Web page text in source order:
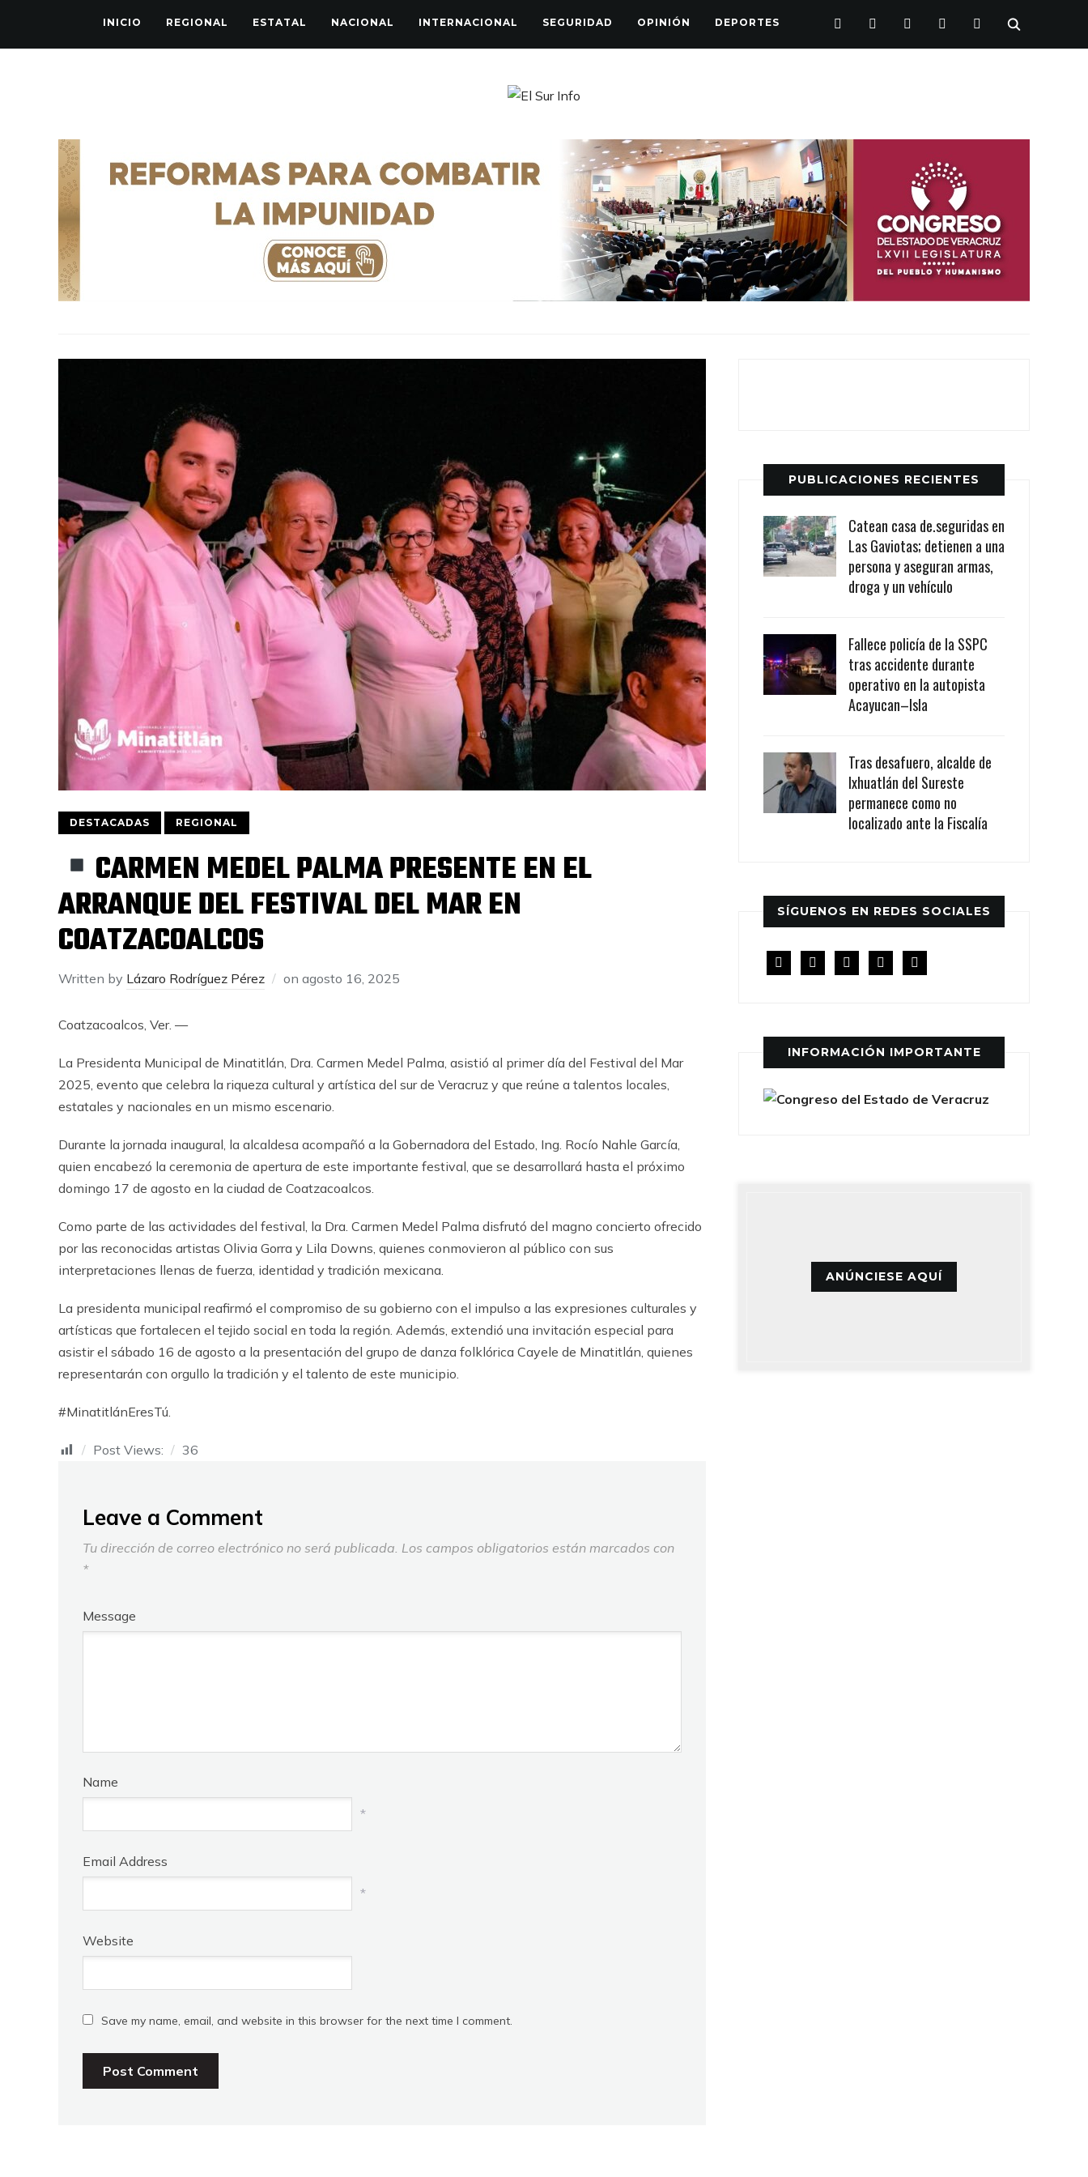
INICIO REGIONAL ESTATAL NACIONAL INTERNACIONAL SEGURIDAD OPINIÓN DEPORTES FACEBOOKTWITTERINSTAGRAM
YOUTUBEPINTEREST
DESTACADAS REGIONAL
CARMEN MEDEL PALMA PRESENTE EN EL
ARRANQUE DEL FESTIVAL DEL MAR EN
COATZACOALCOS
Written by Lázaro Rodríguez Pérez on agosto 16, 2025
Coatzacoalcos, Ver. —
La Presidenta Municipal de Minatitlán, Dra. Carmen Medel Palma, asistió al primer día del Festival del Mar
2025, evento que celebra la riqueza cultural y artística del sur de Veracruz y que reúne a talentos locales,
estatales y nacionales en un mismo escenario.
Durante la jornada inaugural, la alcaldesa acompañó a la Gobernadora del Estado, Ing. Rocío Nahle García,
quien encabezó la ceremonia de apertura de este importante festival, que se desarrollará hasta el próximo
domingo 17 de agosto en la ciudad de Coatzacoalcos.
Como parte de las actividades del festival, la Dra. Carmen Medel Palma disfrutó del magno concierto ofrecido
por las reconocidas artistas Olivia Gorra y Lila Downs, quienes conmovieron al público con sus
interpretaciones llenas de fuerza, identidad y tradición mexicana.
La presidenta municipal reafirmó el compromiso de su gobierno con el impulso a las expresiones culturales y
artísticas que fortalecen el tejido social en toda la región. Además, extendió una invitación especial para
asistir el sábado 16 de agosto a la presentación del grupo de danza folklórica Cayele de Minatitlán, quienes
representarán con orgullo la tradición y el talento de este municipio.
#MinatitlánEresTú.
Post Views: 36
Leave a Comment
Tu dirección de correo electrónico no será publicada. Los campos obligatorios están marcados con
*
Message
Name
*
Email Address
*
Website
Save my name, email, and website in this browser for the next time I comment.
PUBLICACIONES RECIENTES
Catean casa de.seguridas en
Las Gaviotas; detienen a una
persona y aseguran armas,
droga y un vehículo
Fallece policía de la SSPC
tras accidente durante
operativo en la autopista
Acayucan–Isla
Tras desafuero, alcalde de
Ixhuatlán del Sureste
permanece como no
localizado ante la Fiscalía
SÍGUENOS EN REDES SOCIALES
facebooktwitterinstagramyoutube
rss
INFORMACIÓN IMPORTANTE
ANÚNCIESE AQUÍ